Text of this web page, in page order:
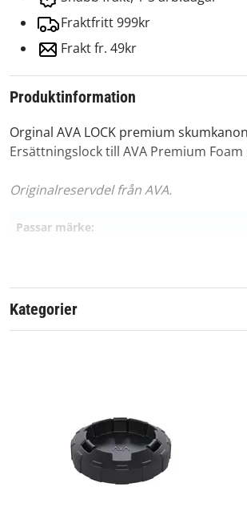
Fraktfritt 999kr
Frakt fr. 49kr
Produktinformation
Orginal AVA LOCK premium
Ersättningslock till AVA Premium
Originalreservdel från AVA.
Passar märke:
Kategorier